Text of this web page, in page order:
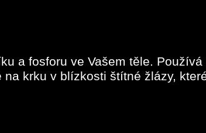
a fosforu ve Vašem těle.
krku v blízkosti štítné žlázy,